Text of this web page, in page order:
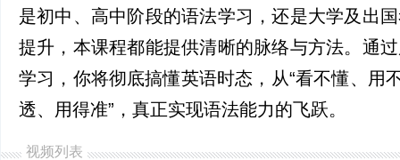
是初中、高中阶段的语法学习，还是大学及出
提升，本课程都能提供清晰的脉络与方法。通
学习，你将彻底搞懂英语时态，从“看不懂、用
透、用得准”，真正实现语法能力的飞跃。
视频列表